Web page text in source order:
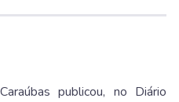
Caraúbas publicou, no Diário